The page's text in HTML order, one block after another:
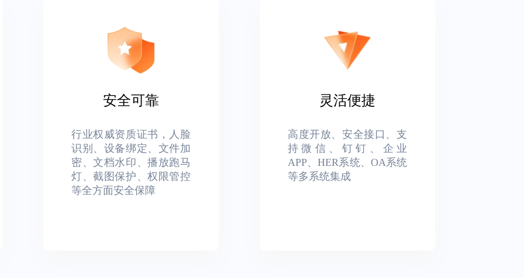
安全可靠
行业权威资质证书，人脸
识别、设备绑定、文件加
密、文档水印、播放跑马
灯、截图保护、权限管控
等全方面安全保障
灵活便捷
高度开放、安全接口、支
持微信、钉钉、企业
APP、HER系统、OA系统
等多系统集成